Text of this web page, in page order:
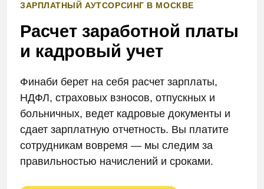
ЗАРПЛАТНЫЙ АУТСОРСИНГ В МОСКВЕ
Расчет заработной платы
и кадровый учет
Финаби берет на себя расчет зарплаты,
НДФЛ, страховых взносов, отпускных и
больничных, ведет кадровые документы и
сдает зарплатную отчетность. Вы платите
сотрудникам вовремя — мы следим за
правильностью начислений и сроками.